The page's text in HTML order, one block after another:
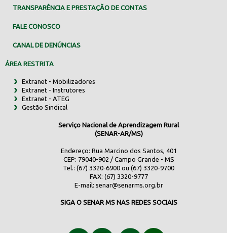
TRANSPARÊNCIA E PRESTAÇÃO DE CONTAS
FALE CONOSCO
CANAL DE DENÚNCIAS
ÁREA RESTRITA
Extranet - Mobilizadores
Extranet - Instrutores
Extranet - ATEG
Gestão Sindical
Serviço Nacional de Aprendizagem Rural
(SENAR-AR/MS)
Endereço: Rua Marcino dos Santos, 401
CEP: 79040-902 / Campo Grande - MS
Tel.: (67) 3320-6900 ou (67) 3320-9700
FAX: (67) 3320-9777
E-mail: senar@senarms.org.br
SIGA O SENAR MS NAS REDES SOCIAIS